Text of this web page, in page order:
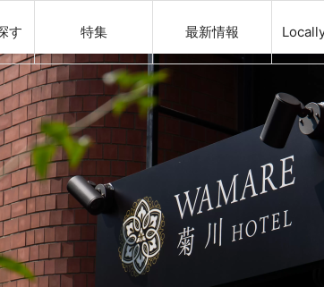
す 特集 最新情報